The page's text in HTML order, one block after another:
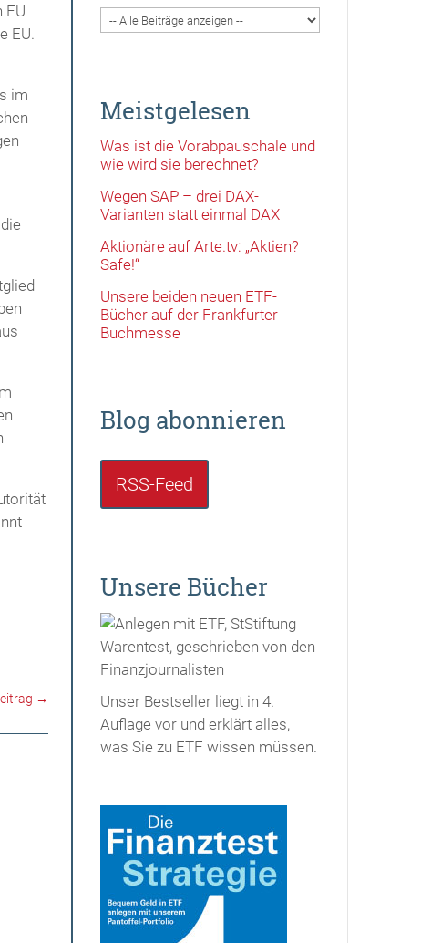
EU
EU.
im
→
Meistgelesen
Was ist die Vorabpauschale und
wie wird sie berechnet?
Wegen SAP – drei DAX-
Varianten statt einmal DAX
Aktionäre auf Arte.tv: „Aktien?
Safe!“
Unsere beiden neuen ETF-
Bücher auf der Frankfurter
Buchmesse
Blog abonnieren
RSS-Feed
Unsere Bücher
Unser Bestseller liegt in 4.
Auflage vor und erklärt alles,
was Sie zu ETF wissen müssen.